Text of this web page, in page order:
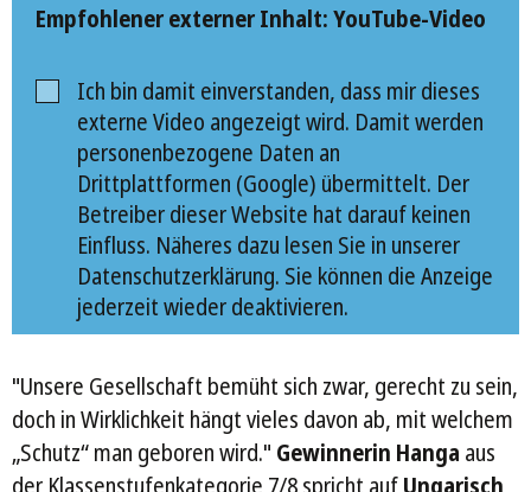
Empfohlener externer Inhalt: YouTube-Video
Ich bin damit einverstanden, dass mir dieses
externe Video angezeigt wird. Damit werden
personenbezogene Daten an
Drittplattformen (Google) übermittelt. Der
Betreiber dieser Website hat darauf keinen
Einfluss. Näheres dazu lesen Sie in unserer
Datenschutzerklärung. Sie können die Anzeige
jederzeit wieder deaktivieren.
"Unsere Gesellschaft bemüht sich zwar, gerecht zu sein,
doch in Wirklichkeit hängt vieles davon ab, mit welchem
„Schutz“ man geboren wird." Gewinnerin Hanga aus